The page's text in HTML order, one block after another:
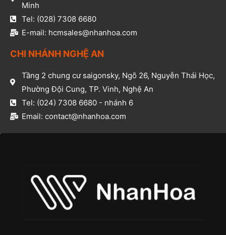
Minh​
Tel: (028) 7308 6680​
E-mail: hcmsales@nhanhoa.com​
CHI NHÁNH NGHỆ AN​
Tầng 2 chung cư saigonsky, Ngõ 26, Nguyễn Thái Học,
Phường Đội Cung, TP. Vinh, Nghệ An​
Tel: (024) 7308 6680 - nhánh 6​
Email: contact@nhanhoa.com​